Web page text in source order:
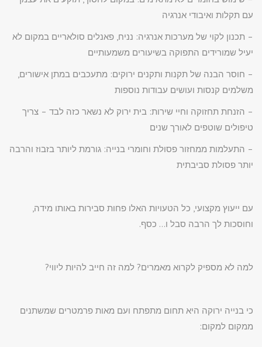
עם תקלות ואיבודי אנרגיה
– תכנון לקוי של מערכות אנרגיה: נניח, פאנלים סולאריים במקום לא
יעיל שמורידים התפוקה בשיעורים משמעותיים
– חוסר הבנה של תקנות ותקנים ירוקים: מתעכבים במתן אישורים,
משלמים קנסות ועושים עבודות נוספות
– הזנחת תחזוקה וחיי שירות: בית ירוק לא נשאר כזה לבד – צריך
טיפולים שוטפים לאורך שנים
– התעלמות ממחזור פסולת וחומרי בנייה: גורמת ליותר בזבוז והרבה
יותר פסולת סביבתית
עם ייעוץ מקצועי, כל הטעויות האלו פחות סבירות באותו מידה,
וחוסכות לך הרבה סבל ו… כסף.
למה לא מספיק לקרוא מאמרים? למה זה חייב להיות ליווי?
כי בנייה ירוקה היא תחום מתפתח ועם מאות פרמטרים שמשתנים
ממקום למקום: